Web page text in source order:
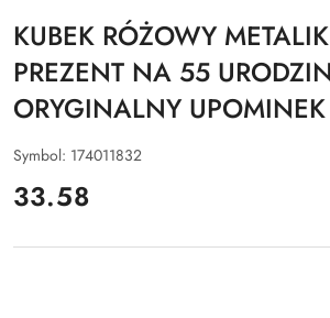
KUBEK RÓŻOWY
PREZENT NA 55
ORYGINALNY UPOMINEK
Symbol: 174011832
cena:
33.58